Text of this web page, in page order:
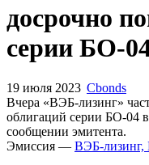
досрочно
серии БО-
19 июля 2023 Cbonds
Вчера «ВЭБ-лизинг»
облигаций серии БО-04
сообщении эмитента.
Эмиссия — ВЭБ-лизинг,